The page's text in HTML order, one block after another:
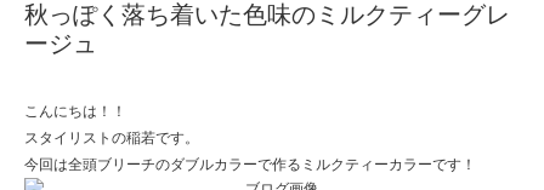
秋っぽく落ち着いた色味のミルクティーグレ
ージュ
こんにちは！！
スタイリストの稲若です。
今回は全頭ブリーチのダブルカラーで作るミルクティーカラーです！